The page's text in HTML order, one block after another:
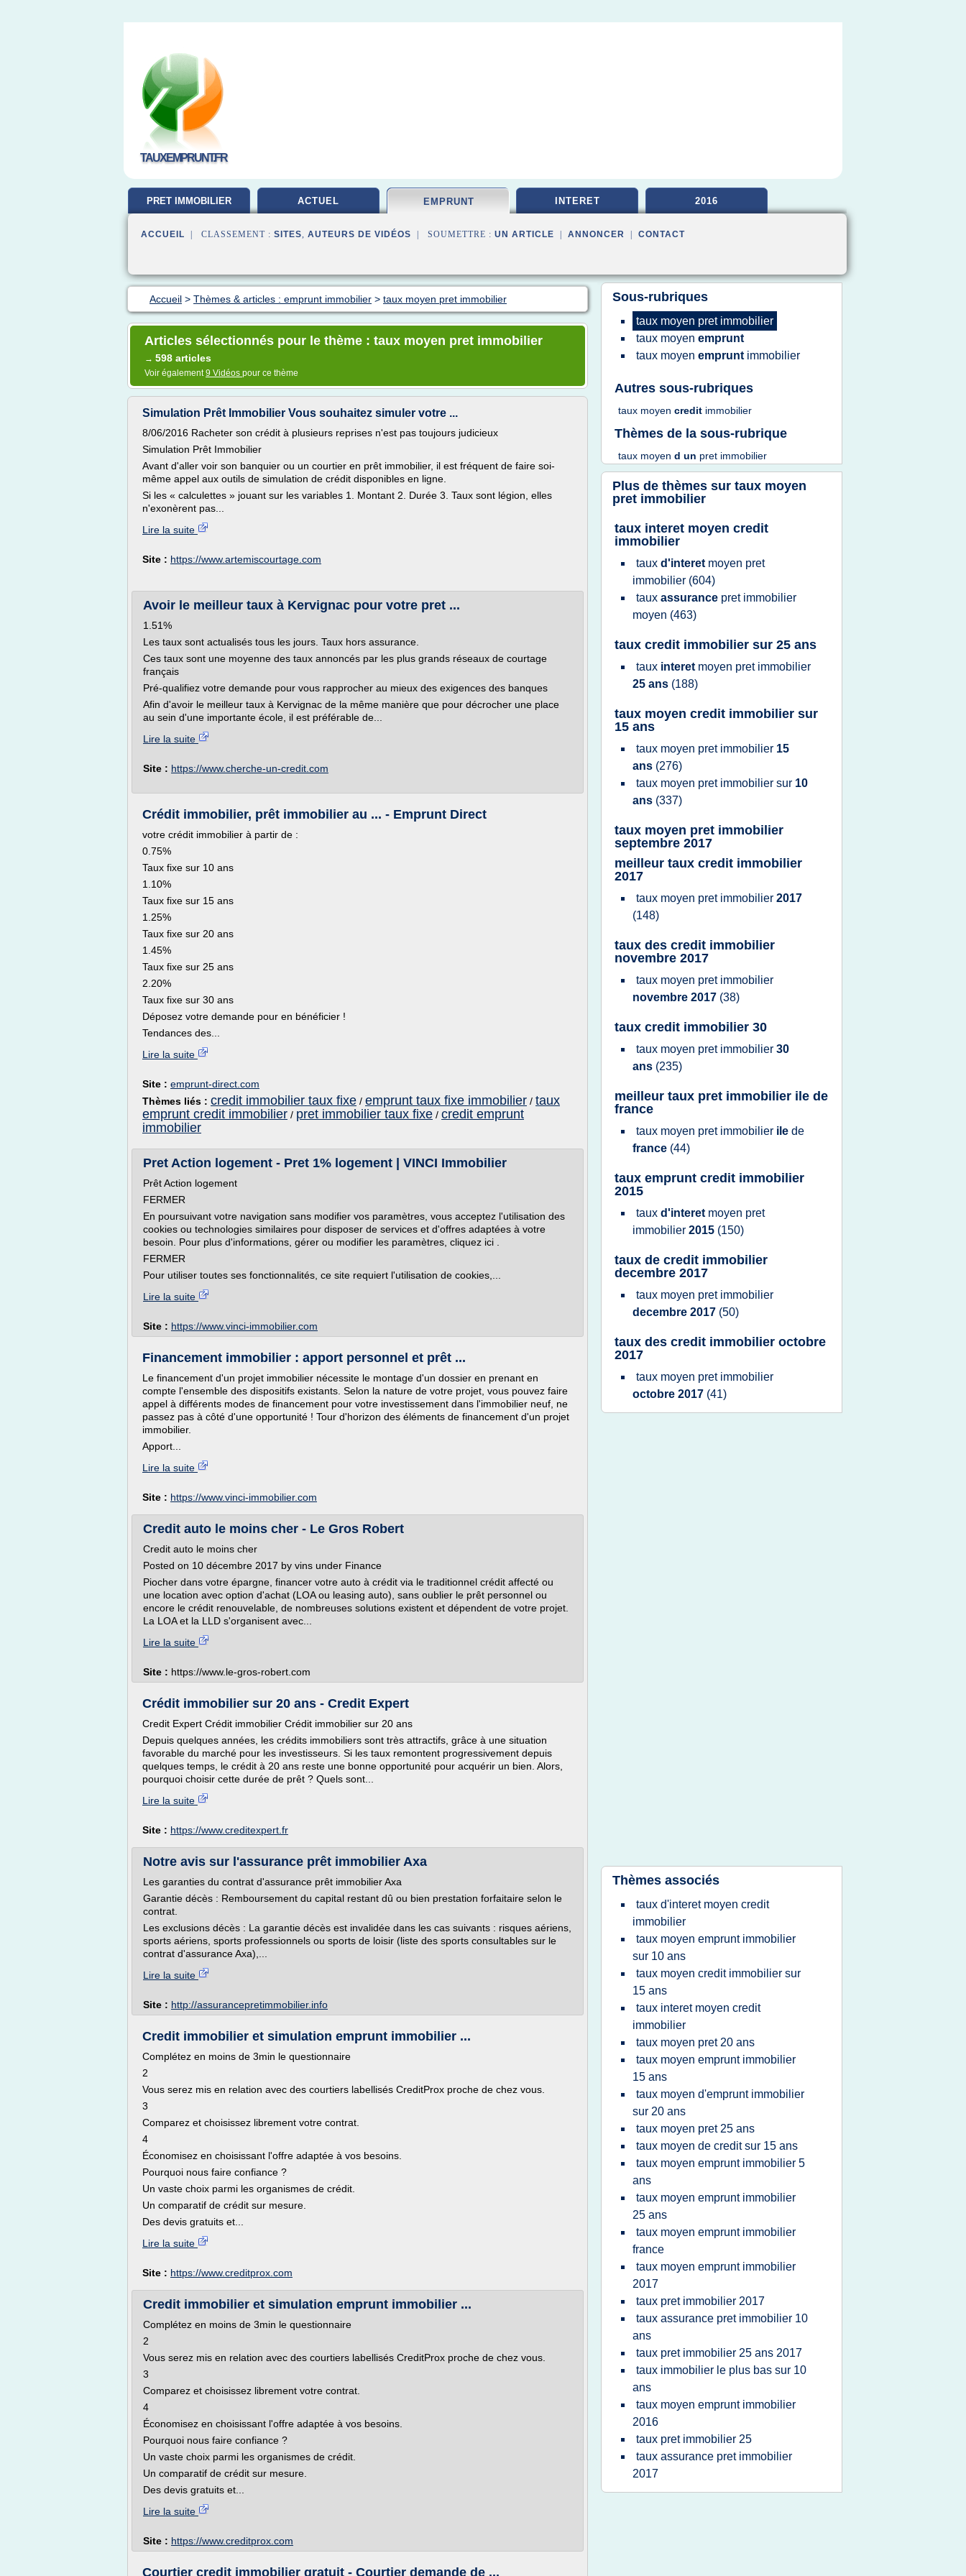
TAUXEMPRUNT.FR
PRET IMMOBILIER ACTUEL EMPRUNT INTERET 2016
ACCUEIL | CLASSEMENT : SITES, AUTEURS DE VIDÉOS | SOUMETTRE : UN ARTICLE ANNONCER CONTACT
Accueil > Thèmes & articles : emprunt immobilier > taux moyen pret immobilier
Articles sélectionnés pour le thème : taux moyen pret immobilier
→ 598 articles
Voir également9 Vidéos pour ce thème
Simulation Prêt Immobilier Vous souhaitez simuler votre ...
8/06/2016 Racheter son crédit à plusieurs reprises n'est pas toujours judicieux
Simulation Prêt Immobilier
Avant d'aller voir son banquier ou un courtier en prêt immobilier, il est fréquent de faire soi-
même appel aux outils de simulation de crédit disponibles en ligne.
Si les « calculettes » jouant sur les variables 1. Montant 2. Durée 3. Taux sont légion, elles
n'exonèrent pas...
Lire la suite
Site : https://www.artemiscourtage.com
Avoir le meilleur taux à Kervignac pour votre pret ...
1.51%
Les taux sont actualisés tous les jours. Taux hors assurance.
Ces taux sont une moyenne des taux annoncés par les plus grands réseaux de courtage
français
Pré-qualifiez votre demande pour vous rapprocher au mieux des exigences des banques
Afin d'avoir le meilleur taux à Kervignac de la même manière que pour décrocher une place
au sein d'une importante école, il est préférable de...
Lire la suite
Site : https://www.cherche-un-credit.com
Crédit immobilier, prêt immobilier au ... - Emprunt Direct
votre crédit immobilier à partir de :
0.75%
Taux fixe sur 10 ans
1.10%
Taux fixe sur 15 ans
1.25%
Taux fixe sur 20 ans
1.45%
Taux fixe sur 25 ans
2.20%
Taux fixe sur 30 ans
Déposez votre demande pour en bénéficier !
Tendances des...
Lire la suite
Site : emprunt-direct.com
Thèmes liés : credit immobilier taux fixe / emprunt taux fixe immobilier / taux
emprunt credit immobilier / pret immobilier taux fixe / credit emprunt
immobilier
Pret Action logement - Pret 1% logement | VINCI Immobilier
Prêt Action logement
FERMER
En poursuivant votre navigation sans modifier vos paramètres, vous acceptez l'utilisation des
cookies ou technologies similaires pour disposer de services et d'offres adaptées à votre
besoin. Pour plus d'informations, gérer ou modifier les paramètres, cliquez ici .
FERMER
Pour utiliser toutes ses fonctionnalités, ce site requiert l'utilisation de cookies,...
Lire la suite
Site : https://www.vinci-immobilier.com
Financement immobilier : apport personnel et prêt ...
Le financement d'un projet immobilier nécessite le montage d'un dossier en prenant en
compte l'ensemble des dispositifs existants. Selon la nature de votre projet, vous pouvez faire
appel à différents modes de financement pour votre investissement dans l'immobilier neuf, ne
passez pas à côté d'une opportunité ! Tour d'horizon des éléments de financement d'un projet
immobilier.
Apport...
Lire la suite
Site : https://www.vinci-immobilier.com
Credit auto le moins cher - Le Gros Robert
Credit auto le moins cher
Posted on 10 décembre 2017 by vins under Finance
Piocher dans votre épargne, financer votre auto à crédit via le traditionnel crédit affecté ou
une location avec option d'achat (LOA ou leasing auto), sans oublier le prêt personnel ou
encore le crédit renouvelable, de nombreuses solutions existent et dépendent de votre projet.
La LOA et la LLD s'organisent avec...
Lire la suite
Site : https://www.le-gros-robert.com
Crédit immobilier sur 20 ans - Credit Expert
Credit Expert Crédit immobilier Crédit immobilier sur 20 ans
Depuis quelques années, les crédits immobiliers sont très attractifs, grâce à une situation
favorable du marché pour les investisseurs. Si les taux remontent progressivement depuis
quelques temps, le crédit à 20 ans reste une bonne opportunité pour acquérir un bien. Alors,
pourquoi choisir cette durée de prêt ? Quels sont...
Lire la suite
Site : https://www.creditexpert.fr
Notre avis sur l'assurance prêt immobilier Axa
Les garanties du contrat d'assurance prêt immobilier Axa
Garantie décès : Remboursement du capital restant dû ou bien prestation forfaitaire selon le
contrat.
Les exclusions décès : La garantie décès est invalidée dans les cas suivants : risques aériens,
sports aériens, sports professionnels ou sports de loisir (liste des sports consultables sur le
contrat d'assurance Axa),...
Lire la suite
Site : http://assurancepretimmobilier.info
Credit immobilier et simulation emprunt immobilier ...
Complétez en moins de 3min le questionnaire
2
Vous serez mis en relation avec des courtiers labellisés CreditProx proche de chez vous.
3
Comparez et choisissez librement votre contrat.
4
Économisez en choisissant l'offre adaptée à vos besoins.
Pourquoi nous faire confiance ?
Un vaste choix parmi les organismes de crédit.
Un comparatif de crédit sur mesure.
Des devis gratuits et...
Lire la suite
Site : https://www.creditprox.com
Credit immobilier et simulation emprunt immobilier ...
Complétez en moins de 3min le questionnaire
2
Vous serez mis en relation avec des courtiers labellisés CreditProx proche de chez vous.
3
Comparez et choisissez librement votre contrat.
4
Économisez en choisissant l'offre adaptée à vos besoins.
Pourquoi nous faire confiance ?
Un vaste choix parmi les organismes de crédit.
Un comparatif de crédit sur mesure.
Des devis gratuits et...
Lire la suite
Site : https://www.creditprox.com
Courtier credit immobilier gratuit - Courtier demande de ...
Sous-rubriques
taux moyen pret immobilier
taux moyen emprunt
taux moyen emprunt immobilier
Autres sous-rubriques
taux moyen credit immobilier
Thèmes de la sous-rubrique
taux moyen d un pret immobilier
Plus de thèmes sur taux moyen
pret immobilier
taux interet moyen credit
immobilier
taux d'interet moyen pret
immobilier (604)
taux assurance pret immobilier
moyen (463)
taux credit immobilier sur 25 ans
taux interet moyen pret immobilier
25 ans (188)
taux moyen credit immobilier sur
15 ans
taux moyen pret immobilier 15
ans (276)
taux moyen pret immobilier sur 10
ans (337)
taux moyen pret immobilier
septembre 2017
meilleur taux credit immobilier
2017
taux moyen pret immobilier 2017
(148)
taux des credit immobilier
novembre 2017
taux moyen pret immobilier
novembre 2017 (38)
taux credit immobilier 30
taux moyen pret immobilier 30
ans (235)
meilleur taux pret immobilier ile de
france
taux moyen pret immobilier ile de
france (44)
taux emprunt credit immobilier
2015
taux d'interet moyen pret
immobilier 2015 (150)
taux de credit immobilier
decembre 2017
taux moyen pret immobilier
decembre 2017 (50)
taux des credit immobilier octobre
2017
taux moyen pret immobilier
octobre 2017 (41)
Thèmes associés
taux d'interet moyen credit
immobilier
taux moyen emprunt immobilier
sur 10 ans
taux moyen credit immobilier sur
15 ans
taux interet moyen credit
immobilier
taux moyen pret 20 ans
taux moyen emprunt immobilier
15 ans
taux moyen d'emprunt immobilier
sur 20 ans
taux moyen pret 25 ans
taux moyen de credit sur 15 ans
taux moyen emprunt immobilier 5
ans
taux moyen emprunt immobilier
25 ans
taux moyen emprunt immobilier
france
taux moyen emprunt immobilier
2017
taux pret immobilier 2017
taux assurance pret immobilier 10
ans
taux pret immobilier 25 ans 2017
taux immobilier le plus bas sur 10
ans
taux moyen emprunt immobilier
2016
taux pret immobilier 25
taux assurance pret immobilier
2017